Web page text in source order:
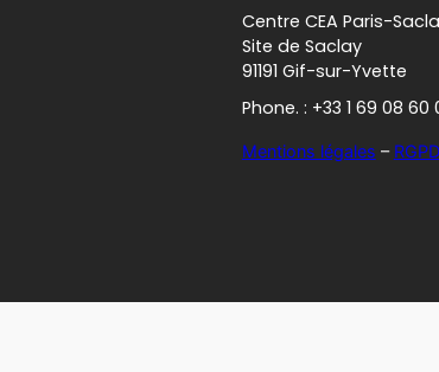
Centre CEA Paris-
Site de Saclay
91191 Gif-sur-Yvette
Phone. : +33 1 69 08 60
Mentions légales – RGPD